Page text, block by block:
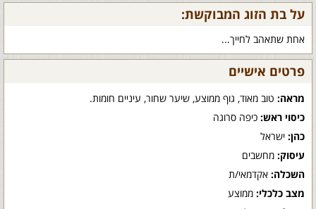
על בת הזוג המבוקשת:
אחת שתאהב לחייך...
פרטים אישיים
מראה: טוב מאוד, גוף ממוצע, שיער שחור, עיניים חומות.
כיסוי ראש: כיפה סרוגה
כהן: ישראל
עיסוק: מחשבים
השכלה: אקדמאי/ת
מצב כלכלי: ממוצע